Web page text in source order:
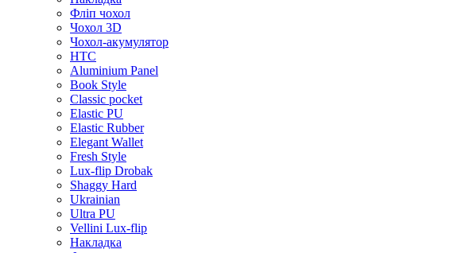
Фліп чохол
Чохол 3D
Чохол-акумулятор
HTC
Aluminium Panel
Book Style
Classic pocket
Elastic PU
Elastic Rubber
Elegant Wallet
Fresh Style
Lux-flip Drobak
Shaggy Hard
Ukrainian
Ultra PU
Vellini Lux-flip
Накладка